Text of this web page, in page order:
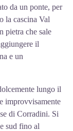
da un ponte, per
la cascina Val
pietra che sale
il
e un
lungo il
improvvisamente
di Corradini. Si
sud fino al